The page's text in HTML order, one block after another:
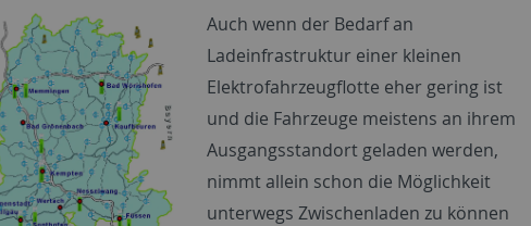
Auch wenn der Bedarf an
Ladeinfrastruktur einer kleinen
Elektrofahrzeugflotte eher gering ist
und die Fahrzeuge meistens an ihrem
Ausgangsstandort geladen werden,
nimmt allein schon die Möglichkeit
unterwegs Zwischenladen zu können